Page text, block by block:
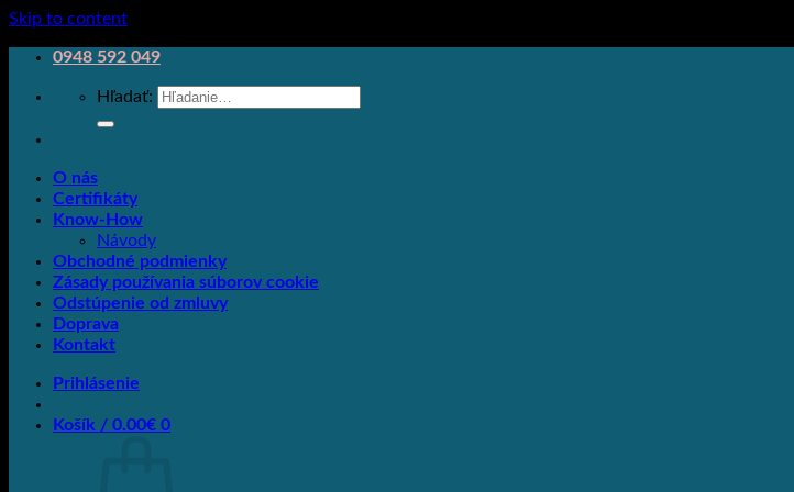
Skip to content
0948 592 049
Hľadať:
O nás
Certifikáty
Know-How
Návody
Obchodné podmienky
Zásady používania súborov cookie
Odstúpenie od zmluvy
Doprava
Kontakt
Prihlásenie
Košík / 0.00€ 0